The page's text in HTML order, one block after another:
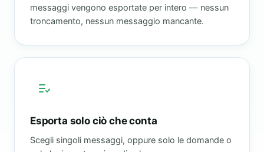
messaggi vengono esportate per intero — nessun
troncamento, nessun messaggio mancante.
Esporta solo ciò che conta
Scegli singoli messaggi, oppure solo le domande o